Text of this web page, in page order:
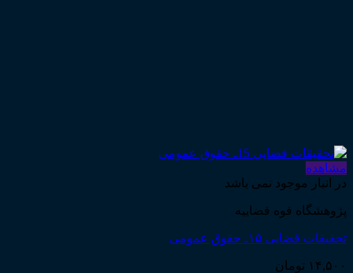
مشاهده
در انبار موجود نمی باشد
پژوهشگاه قوه قضاییه
تحقیقات قضایی ۱۵ـ حقوق عمومی
۱۴,۵۰۰ تومان